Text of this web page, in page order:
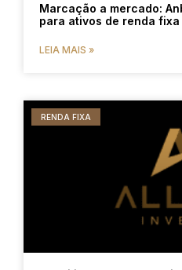
Marcação a mercado:
para ativos de renda fixa
LEIA MAIS »
RENDA FIXA